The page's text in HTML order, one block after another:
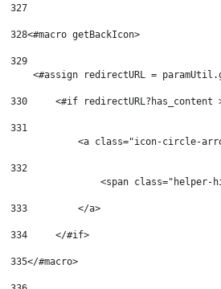
327
328<#macro getBackIcon>
329
<#assign redirectURL =
330
<#if redirectURL?has_content
331
<a class="icon-circle-
332
<span
333
	    </a>
334
	</#if>
335</#macro>